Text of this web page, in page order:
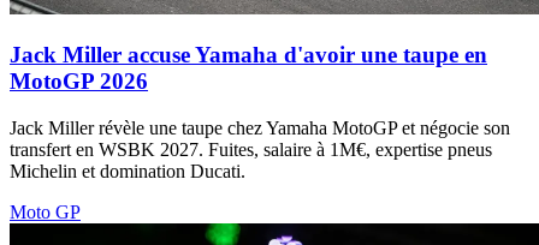
Jack Miller accuse Yamaha d'avoir une taupe en
MotoGP 2026
Jack Miller révèle une taupe chez Yamaha MotoGP et négocie son
transfert en WSBK 2027. Fuites, salaire à 1M€, expertise pneus
Michelin et domination Ducati.
Moto GP